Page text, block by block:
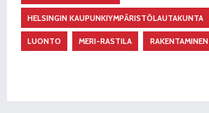
HELSINGIN KAUPUNKIYMPÄRISTÖLAUTAKUNTA
LUONTO MERI-RASTILA RAKENTAMINEN